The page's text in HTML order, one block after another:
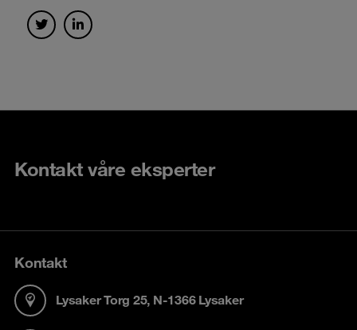
Kontakt våre eksperter
Kontakt
Lysaker Torg 25, N-1366 Lysaker